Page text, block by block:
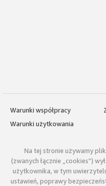
Warunki współpracy
Warunki użytkowania
Na tej stronie używamy
(zwanych łącznie „cookies”)
użytkownika, w tym
ustawień, poprawy